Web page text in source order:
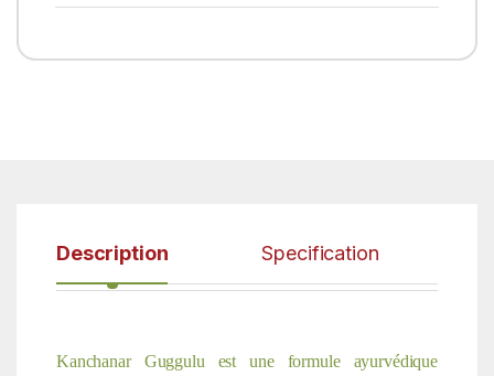
Description Specification
Kanchanar Guggulu est une formule ayurvédique